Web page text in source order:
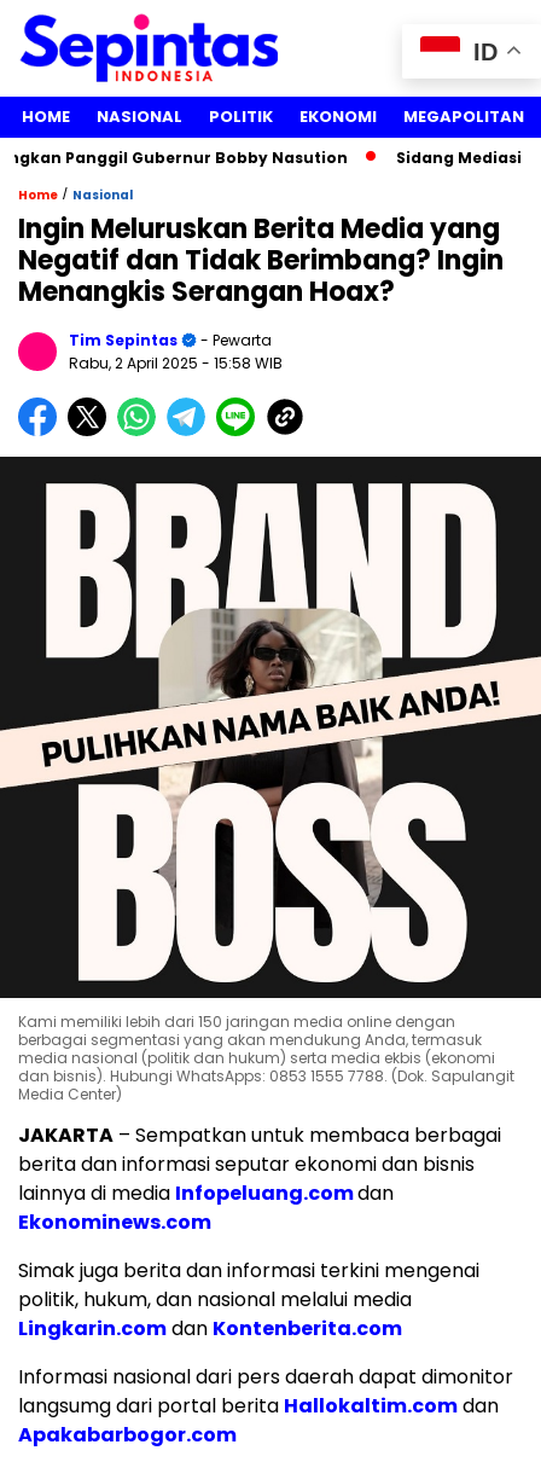
HOME NASIONAL POLITIK EKONOMI MEGAPOLITAN
Panggil Gubernur Bobby Nasution Sidang Mediasi
Home / Nasional
Ingin Meluruskan Berita Media yang
Negatif dan Tidak Berimbang? Ingin
Menangkis Serangan Hoax?
Tim Sepintas
- Pewarta
Rabu, 2 April 2025 - 15:58 WIB
Kami memiliki lebih dari 150 jaringan media online dengan
berbagai segmentasi yang akan mendukung Anda, termasuk
media nasional (politik dan hukum) serta media ekbis (ekonomi
dan bisnis). Hubungi WhatsApps: 0853 1555 7788. (Dok. Sapulangit
Media Center)
JAKARTA – Sempatkan untuk membaca berbagai
berita dan informasi seputar ekonomi dan bisnis
lainnya di media Infopeluang.comdan
Ekonominews.com
Simak juga berita dan informasi terkini mengenai
politik, hukum, dan nasional melalui media
Lingkarin.comdan Kontenberita.com
Informasi nasional dari pers daerah dapat dimonitor
langsumg dari portal berita Hallokaltim.comdan
Apakabarbogor.com
ID